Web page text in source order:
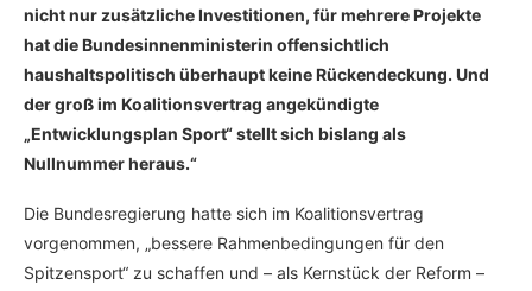
nicht nur zusätzliche Investitionen, für mehrere Projekte
hat die Bundesinnenministerin offensichtlich
haushaltspolitisch überhaupt keine Rückendeckung. Und
der groß im Koalitionsvertrag angekündigte
„Entwicklungsplan Sport“ stellt sich bislang als
Nullnummer heraus.“
Die Bundesregierung hatte sich im Koalitionsvertrag
vorgenommen, „bessere Rahmenbedingungen für den
Spitzensport“ zu schaffen und – als Kernstück der Reform –